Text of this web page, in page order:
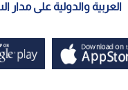
العربية والدولية على مدار